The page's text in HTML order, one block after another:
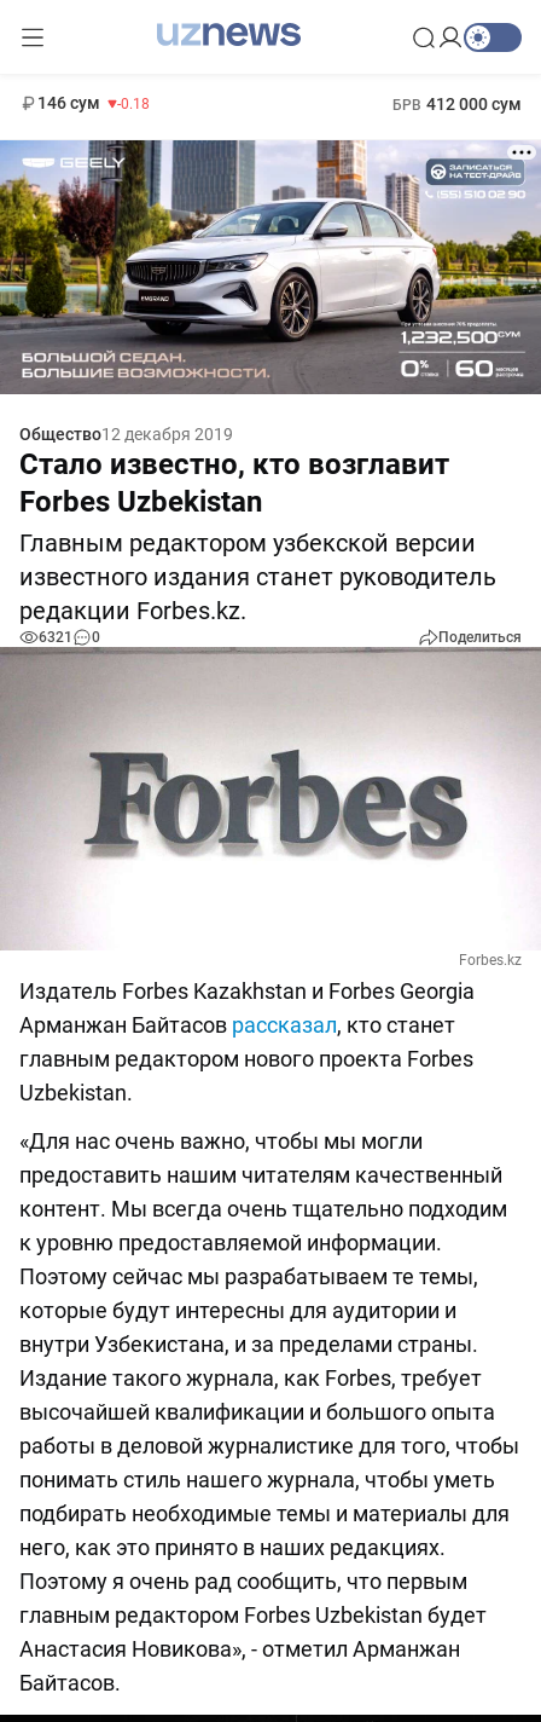
146 сум -0.18 БРВ 412 000 сум
Общество12 декабря 2019
Стало известно, кто возглавит
Forbes Uzbekistan
Главным редактором узбекской версии
известного издания станет руководитель
редакции Forbes.kz.
6321 0 Поделиться
Forbes.kz
Издатель Forbes Kazakhstan и Forbes Georgia
Арманжан Байтасов рассказал, кто станет
главным редактором нового проекта Forbes
Uzbekistan.
«Для нас очень важно, чтобы мы могли
предоставить нашим читателям качественный
контент. Мы всегда очень тщательно подходим
к уровню предоставляемой информации.
Поэтому сейчас мы разрабатываем те темы,
которые будут интересны для аудитории и
внутри Узбекистана, и за пределами страны.
Издание такого журнала, как Forbes, требует
высочайшей квалификации и большого опыта
работы в деловой журналистике для того, чтобы
понимать стиль нашего журнала, чтобы уметь
подбирать необходимые темы и материалы для
него, как это принято в наших редакциях.
Поэтому я очень рад сообщить, что первым
главным редактором Forbes Uzbekistan будет
Анастасия Новикова», - отметил Арманжан
Байтасов.